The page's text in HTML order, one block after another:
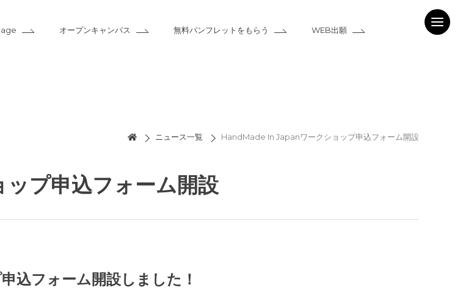
オープンキャンパス 無料パンフレットをもらう WEB出願
ニュース一覧 HandMade In Japanワークショップ申込フォーム開設
プ申込フォーム開設
フォーム開設しました！